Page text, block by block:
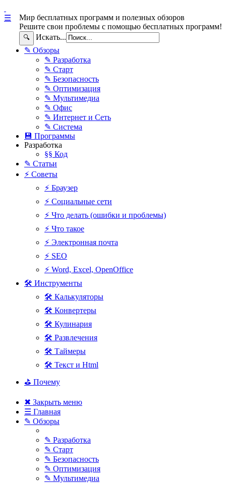
Мир бесплатных программ и полезных обзоров
Решите свои проблемы с помощью бесплатных программ!
🔍 Искать...
☰
✎ Обзоры
✎ Разработка
✎ Старт
✎ Безопасность
✎ Оптимизация
✎ Мультимедиа
✎ Офис
✎ Интернет и Сеть
✎ Система
💾 Программы
Разработка
§§ Код
✎ Статьи
⚡ Советы
⚡ Браузер
⚡ Социальные сети
⚡ Что делать (ошибки и проблемы)
⚡ Что такое
⚡ Электронная почта
⚡ SEO
⚡ Word, Excel, OpenOffice
🛠 Инструменты
🛠 Калькуляторы
🛠 Конвертеры
🛠 Кулинария
🛠 Развлечения
🛠 Таймеры
🛠 Текст и Html
⛳ Почему
✖ Закрыть меню
☰ Главная
✎ Обзоры
✎ Разработка
✎ Старт
✎ Безопасность
✎ Оптимизация
✎ Мультимедиа